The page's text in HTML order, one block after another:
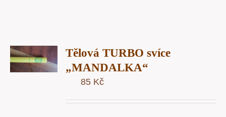
Tělová TURBO svíce
„MANDALKA“
85 Kč